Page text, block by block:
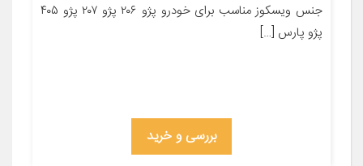
جنس ویسکوز مناسب برای خودرو پژو ۲۰۶ پژو ۲۰۷ پژو ۴۰۵
پژو پارس […]
بررسی و خرید